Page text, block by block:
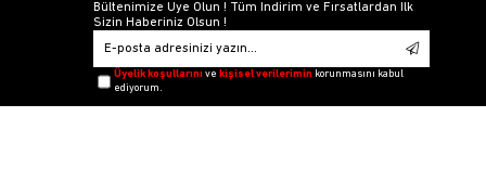
Bültenimize Üye Olun ! Tüm İndirim ve Fırsatlardan İlk
Sizin Haberiniz Olsun !
Üyelik koşullarınıvekişisel verilerimin korunmasını kabul
ediyorum.